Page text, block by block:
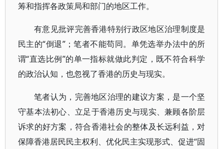
筹和指挥各政策局和部门的地区工作。
有意见批评完善香港特别行政区地区治理制度是
民主的“倒退”；笔者不能苟同。单凭选举办法中的所
谓“直选比例”的单一指标就做此判定，既不符合科学
的政治认知，也忽视了香港的历史与现实。
笔者认为，完善地区治理的建议方案，是一个坚
守基本法初心、立足于香港历史与现实、兼顾各阶层
诉求的好方案，符合香港社会的整体及长远利益，对
保障香港居民民主权利、优化民主实现形式、促进“固